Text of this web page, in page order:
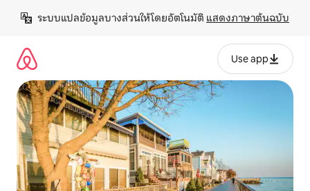
เนื้อหา
ระบบแปลข้อมูลบางส่วนให้โดยอัตโนมัติ แสดงภาษาต้นฉบับ
Use app